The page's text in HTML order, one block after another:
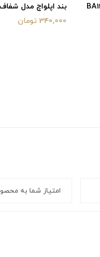
بند اپلواچ مدل شفاف BA1044
340,000 تومان